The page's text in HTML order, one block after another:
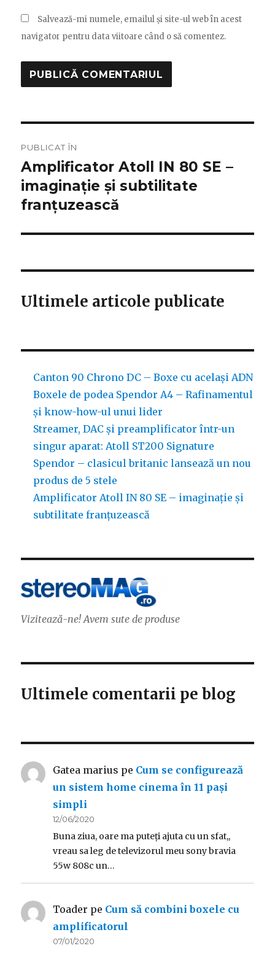
Salvează-mi numele, emailul și site-ul web în acest
navigator pentru data viitoare când o să comentez.
în
articole
PUBLICAT ÎN
Amplificator Atoll IN 80 SE –
imaginație și subtilitate
franțuzească
Ultimele articole publicate
Canton 90 Chrono DC – Boxe cu același ADN
Boxele de podea Spendor A4 – Rafinamentul
și know-how-ul unui lider
Streamer, DAC și preamplificator într-un
singur aparat: Atoll ST200 Signature
Spendor – clasicul britanic lansează un nou
produs de 5 stele
Amplificator Atoll IN 80 SE – imaginație și
subtilitate franțuzească
Vizitează-ne! Avem sute de produse
Ultimele comentarii pe blog
Gatea marius pe Cum se configurează
un sistem home cinema în 11 pași
simpli
12/06/2020
Buna ziua, oare ma puteți ajuta cu un sfat,,
vreau sa leg de televizorul meu sony bravia
55w 808c un…
Toader pe Cum să combini boxele cu
amplificatorul
07/01/2020